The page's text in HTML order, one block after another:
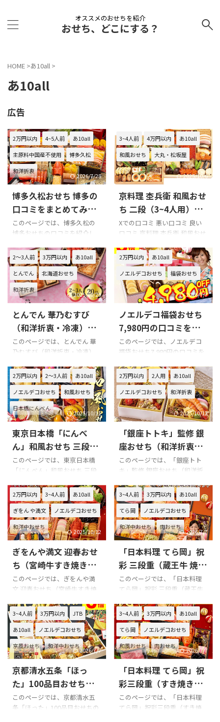
オススメのおせちを紹介
おせち、どこにする？
HOME >あ10all >
あ10all
広告
2万円以内 4~5人前 あ10all
主原料中国産不使用 博多久松
和洋折衷
2026/7/28
博多久松おせち 博多の
口コミをまとめてみま
した!!!
このページでは、博多久松の
博多おせちの口コミを紹介し
考に是非どうぞ!!! 博多久松おせ
ち 博多のXでの口コミ
https://twitter.com/Lisa_flavo
r/status/200653326707236456
6 今年も博多久松のおせち。美
味しい
（袋から出してな
くてごめん）
pic.twitter.com/rP5ZAMhBRQ
(@megppendappe) January
3~4人前 4万円以内 あ10all
和風おせち 大丸・松坂屋
2025/10/6
京料理 杢兵衛 和風おせ
ち 二段（3~4人用）の
口コミをまとめてみま
した!!! こぴ
Xでの口コミ 悪い口コミ 良い
口コミ 京料理 杢兵衛 和風おせ
の参考に是非どうぞ!!! 「京料理
杢兵衛」のXでの口コミ 杢兵衛
のおせち(*´ω｀*)毎年恒例♫
pic.twitter.com/5PeGWJzAi5—
ピロ兄 (@p_low_knee)
January 1, 2022 今年も杢兵衛
のおせち、いただきます(о
´∀`о)
pic.twitter.com/jAHXBeQxE3—
ピロ兄 (@p_low_knee)
2～3人前 3万円以内 あ10all
とんでん 北海道おせち
和洋折衷
2025/10/29
とんでん 華乃むすび
（和洋折衷・冷凍）の
口コミをまとめてみま
した!!!
このページでは、とんでん 華
乃むすび（和洋折衷・冷凍）
口コミ 悪い口コミ 良い口コミ
とんでん 華乃むすび（和洋折
衷・冷凍）を購入の際の参考
に是非どうぞ!!! とんでん 華乃
むすび（和洋折衷・冷凍）のX
での口コミ とんでん 華乃むす
び（和洋折衷・冷凍）の悪い
口コミ とんでん 華乃むすび
コミ とんでん 華乃むすび（和
美味しい等の良い口コミはあ
りません!!! とんでん 華乃むす
び（和洋折衷・冷凍）の見た
目・ボリュームについて ...
2万円以内 あ10all
ノエルデコおせち 福袋おせち
2026/7/7
ノエルデコ福袋おせち
7,980円の口コミをま
とめてみました!!! こぴ
こぴ
このページでは、ノエルデコ
福袋おせち7,980円の口コミを
ルデコ福袋おせち7,980円を購
入の際の参考に是非どうぞ!!! ノ
エルデコ福袋おせち7,980円の
Xでの口コミ 口コミのまとめ
購入前には、お正月に後悔し
ないために、必ずチェックす
るようにしましょう!!! 以下はノ
エルデコ福袋おせち7,980円 商
2万円以内 2～3人前 あ10all
ノエルデコおせち 和風おせち
日本橋にんべん
2025/10/11
東京日本橋「にんべ
ん」和風おせち 三段重
の口コミをまとめてみ
ました!!!
このページでは、東京日本橋
「にんべん」和風おせち 三段
の口コミ 悪い口コミ 良い口コ
ミ 東京日本橋「にんべん」和
風おせち 三段重を購入の際の
参考に是非どうぞ!!! 東京日本橋
「にんべん」和風おせち 三段
重のXでの口コミ 東京日本橋
「にんべん」和風おせち 三段
重の悪い口コミ 東京日本橋
「にんべん」和風おせち 三段
重の良い口コミ 東京日本橋
重の味について 東京日本橋
「にんべん」和風おせち 三段
重の味に関する口コミはあり
ませんでした 東京日本橋「に
んべん ...
2万円以内 2人用 あ10all
ノエルデコおせち 和洋折衷
2025/10/12
「銀座トトキ」監修 銀
座おせち（和洋折衷）
の口コミをまとめてみ
ました!!!
このページでは、「銀座トト
キ」監修 銀座おせち（和洋折
での口コミ 悪い口コミ 良い口
コミ 「銀座トトキ」監修 銀座
おせち（和洋折衷）を購入の
際の参考に是非どうぞ!!! 「銀座
トトキ」監修 銀座おせち（和
洋折衷）のXでの口コミ 「銀座
トトキ」監修 銀座おせち（和
洋折衷）の悪い口コミ 「銀座
トトキ」監修 銀座おせち（和
洋折衷）の良い口コミ 「銀座
洋折衷）の味について 「銀座
トトキ」監修 銀座おせち（和
洋折衷）の味に関する口コミ
はありませんでした 「銀座 ...
2万円以内 3~4人前 あ10all
ぎをん や満文 ノエルデコおせち
和洋中おせち
2025/10/12
ぎをんや満文 迎春おせ
ち（宮崎牛すき焼きセ
ット） の口コミをまと
めてみました!!!
このページでは、ぎをんや満
文 迎春おせち（宮崎牛すき焼
ます。 Xでの口コミ 悪い口コミ
良い口コミ ぎをんや満文 迎春
おせち（宮崎牛すき焼きセッ
ト） を購入の際の参考に是非
どうぞ!!! ぎをんや満文 迎春お
せち（宮崎牛すき焼きセッ
ト） のXでの口コミ ぎをんや
満文 迎春おせち（宮崎牛すき
焼きセット） の悪い口コミ ぎ
をんや満文 迎春おせち（宮崎
3~4人前 3万円以内 あ10all
てら岡 ノエルデコおせち
和洋中おせち 肉おせち
2026/7/7
「日本料理 てら岡」祝
彩 三段重（蔵王牛 焼肉
用セット）の口コミを
まとめてみました!!!
このページでは、「日本料理
てら岡」祝彩 三段重（蔵王牛
介します。 Xでの口コミ 「日本
料理 てら岡」祝彩三段重（蔵
王牛 焼肉用セット）を購入の
際の参考に是非どうぞ!!! 「日本
料理 てら岡」祝彩三段重（蔵
王牛 焼肉用セット）のXでの口
コミ 「日本料理 てら岡」祝彩
三段重（蔵王牛 焼肉用セッ
ト）の総合評価 購入前には日
本料理てら岡の他のおせちの
3~4人前 3万円以内 JTB
あ10all ノエルデコおせち
京風おせち 和洋中おせち
2026/7/7
京都清水五条「ほっ
た」100品目おせちの
口コミをまとめてみま
した!!!
このページでは、京都清水五
条「ほった」100品目おせちの
3~4人前 3万円以内 あ10all
てら岡 ノエルデコおせち
和風おせち 肉おせち
2026/7/7
「日本料理 てら岡」祝
彩三段重（すき焼き用
セット付き）の口コミ
をまとめてみました!!!
このページでは、「日本料理
てら岡」祝彩三段重（すき焼